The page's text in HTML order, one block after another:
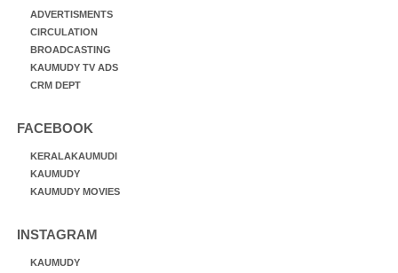
ADVERTISMENTS
CIRCULATION
BROADCASTING
KAUMUDY TV ADS
CRM DEPT
FACEBOOK
KERALAKAUMUDI
KAUMUDY
KAUMUDY MOVIES
INSTAGRAM
KAUMUDY